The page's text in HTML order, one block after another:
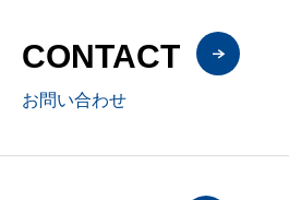
CONTACT
お問い合わせ